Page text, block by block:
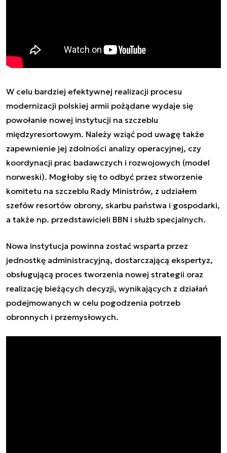
W celu bardziej efektywnej realizacji procesu
modernizacji polskiej armii pożądane wydaje się
powołanie nowej instytucji na szczeblu
międzyresortowym. Należy wziąć pod uwagę także
zapewnienie jej zdolności analizy operacyjnej, czy
koordynacji prac badawczych i rozwojowych (model
norweski). Mogłoby się to odbyć przez stworzenie
komitetu na szczeblu Rady Ministrów, z udziałem
szefów resortów obrony, skarbu państwa i gospodarki,
a także np. przedstawicieli BBN i służb specjalnych.
Nowa instytucja powinna zostać wsparta przez
jednostkę administracyjną, dostarczającą ekspertyz,
obsługującą proces tworzenia nowej strategii oraz
realizację bieżących decyzji, wynikających z działań
podejmowanych w celu pogodzenia potrzeb
obronnych i przemysłowych.